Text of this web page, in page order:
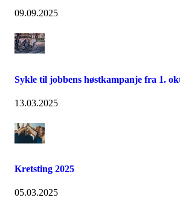
09.09.2025
Sykle til jobbens høstkampanje fra 1.
13.03.2025
Kretsting 2025
05.03.2025